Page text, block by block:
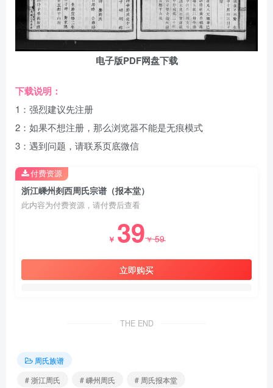
电子版PDF网盘下载
下载说明：
1：强烈建议先注册
2：如果不想注册，那么浏览器不能是无痕模式
3：遇到问题，请联系页底微信
浙江嵊州剡西周氏宗谱（报本堂）
此内容为付费资源，请付费后查看
￥ 39￥59
立即购买
付费资源
THE END
周氏族谱
# 浙江周氏
# 嵊州周氏 # 周氏报本堂